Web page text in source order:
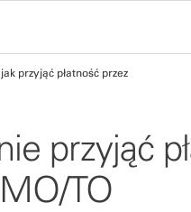
przyjąć płatność przez
przyjąć
TO